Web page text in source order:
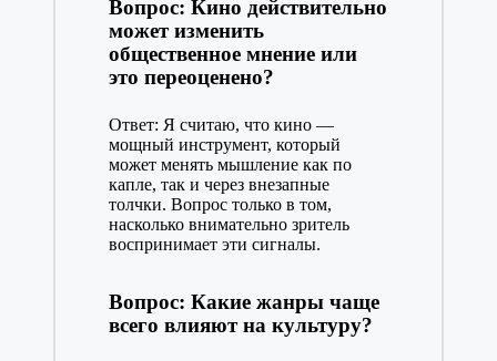
Вопрос: Кино действительно
может изменить
общественное мнение или
это переоценено?
Ответ: Я считаю, что кино —
мощный инструмент, который
может менять мышление как по
капле, так и через внезапные
толчки. Вопрос только в том,
насколько внимательно зритель
воспринимает эти сигналы.
Вопрос: Какие жанры чаще
всего влияют на культуру?